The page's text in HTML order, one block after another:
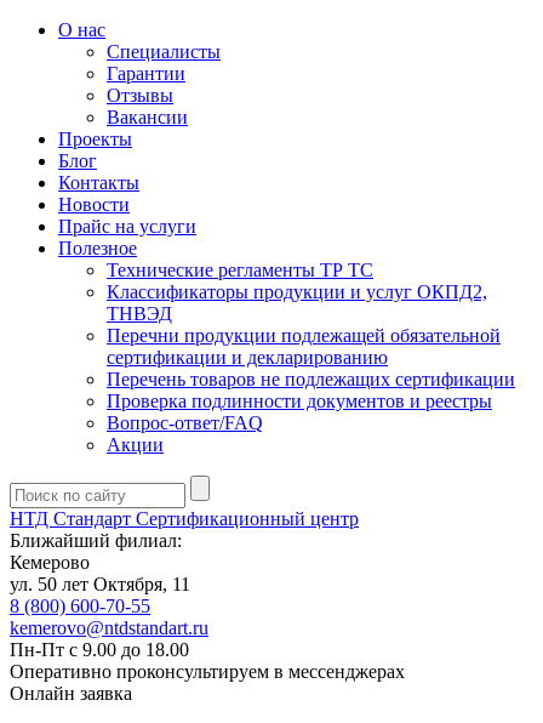
О нас
Специалисты
Гарантии
Отзывы
Вакансии
Проекты
Блог
Контакты
Новости
Прайс на услуги
Полезное
Технические регламенты ТР ТС
Классификаторы продукции и услуг ОКПД2,
ТНВЭД
Перечни продукции подлежащей обязательной
сертификации и декларированию
Перечень товаров не подлежащих сертификации
Проверка подлинности документов и реестры
Вопрос-ответ/FAQ
Акции
НТД Стандарт Сертификационный центр
Ближайший филиал:
Кемерово
ул. 50 лет Октября, 11
8 (800) 600-70-55
kemerovo@ntdstandart.ru
Пн-Пт с 9.00 до 18.00
Оперативно проконсультируем в мессенджерах
Онлайн заявка